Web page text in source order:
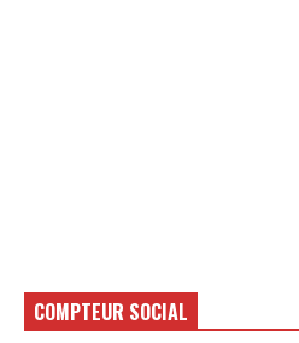
COMPTEUR SOCIAL